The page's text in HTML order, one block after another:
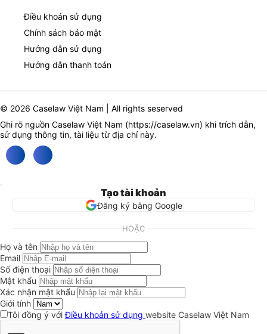
Điều khoản sử dụng
Chính sách bảo mật
Hướng dẫn sử dụng
Hướng dẫn thanh toán
© 2026 Caselaw Việt Nam | All rights seserved
Ghi rõ nguồn Caselaw Việt Nam (https://caselaw.vn) khi trích dẫn,
sử dụng thông tin, tài liệu từ địa chỉ này.
Tạo tài khoản
Đăng ký bằng Google
HOẶC
Họ và tên
Email
Số điện thoại
Mật khẩu
Xác nhận mật khẩu
Giới tính
Tôi đồng ý vớiĐiều khoản sử dụng website Caselaw Việt Nam